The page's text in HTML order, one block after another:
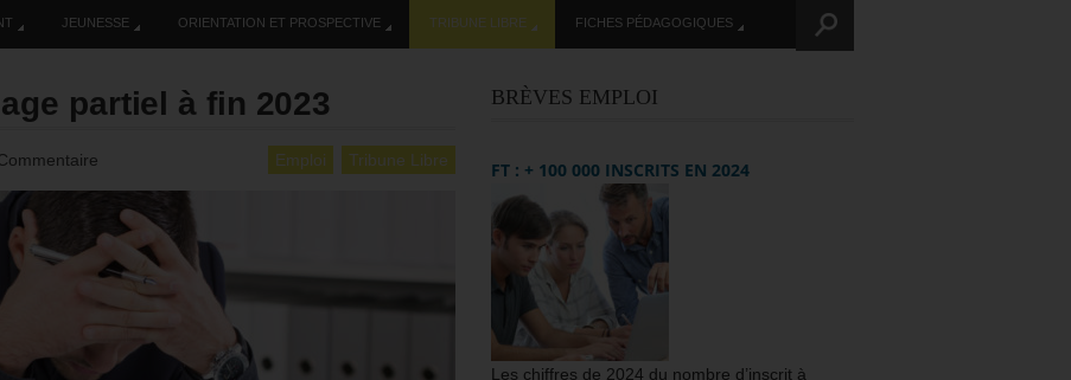
JEUNESSE ORIENTATION ET PROSPECTIVE TRIBUNE LIBRE FICHES PÉDAGOGIQUES
partiel à fin 2023
Emploi Tribune Libre
BRÈVES EMPLOI
FT : + 100 000 INSCRITS EN 2024
Les chiffres de 2024 du nombre d’inscrit à